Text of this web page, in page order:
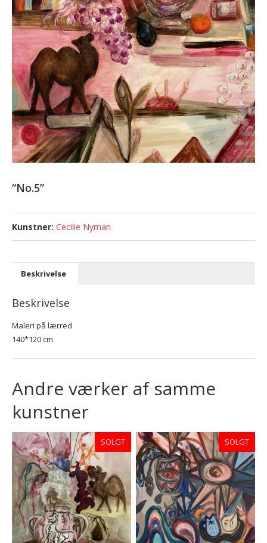
“No.5”
Cecilie Nyman
Beskrivelse
Beskrivelse
Maleri på lærred
140*120 cm.
Andre værker af samme
kunstner
SOLGT SOLGT